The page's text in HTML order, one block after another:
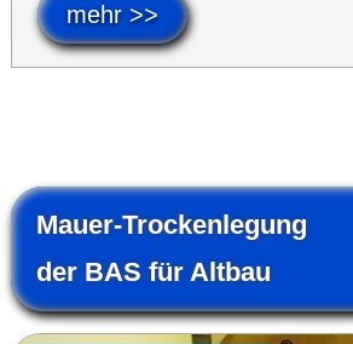
mehr >>
Mauer-Trocken­legung
der BAS für Altbau